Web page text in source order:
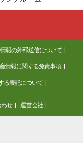
報の外部送信について
情報に関する免責事項
る表記について
せ 運営会社